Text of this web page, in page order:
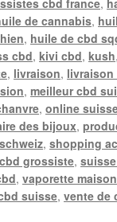
de cannabis,
, huile de cbd
cbd,kivi cbd,kush,
, livraison, livraison
,meilleur cbd
,online
des bijoux,
,shopping
grossiste,
,vaporette maison
suisse,vente de